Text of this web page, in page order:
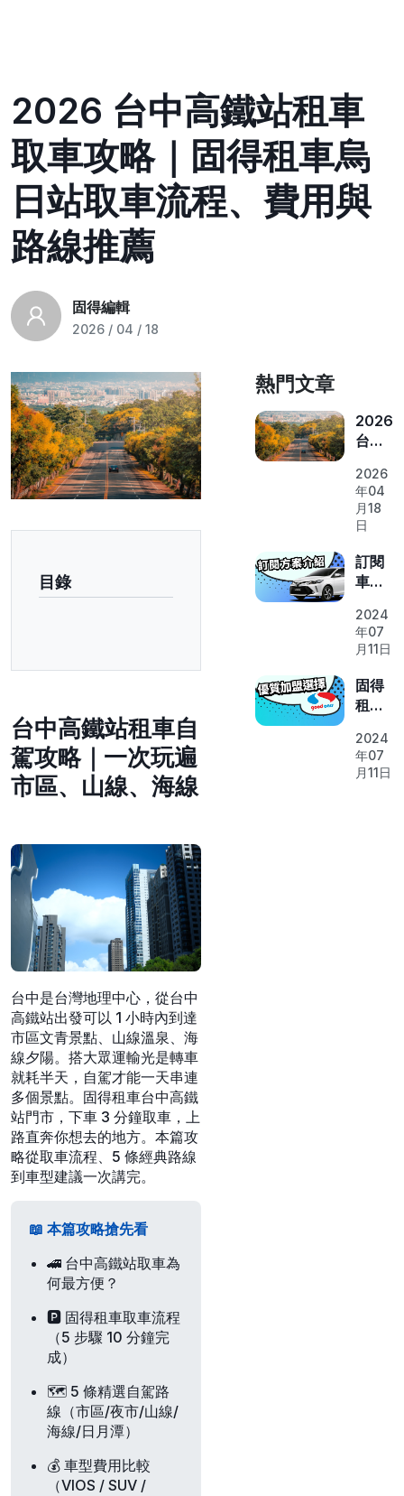
2026 台中高鐵站租車
取車攻略｜固得租車烏
日站取車流程、費用與
路線推薦
固得編輯
2026 / 04 / 18
目錄
台中高鐵站租車自
駕攻略｜一次玩遍
市區、山線、海線
台中是台灣地理中心，從台中
高鐵站出發可以 1 小時內到達
市區文青景點、山線溫泉、海
線夕陽。搭大眾運輸光是轉車
就耗半天，自駕才能一天串連
多個景點。 固得租車台中高鐵
站門市 ，下車 3 分鐘取車，上
路直奔你想去的地方。本篇攻
略從取車流程、5 條經典路線
到車型建議一次講完。
📖 本篇攻略搶先看
🚄 台中高鐵站取車為
何最方便？
🅿️ 固得租車取車流程
（5 步驟 10 分鐘完
成）
🗺️ 5 條精選自駕路
線（市區/夜市/山線/
海線/日月潭）
💰 車型費用比較
（VIOS / SUV /
熱門文章
2026
台中
站租
車取
車攻
固得
租車
站取
車流
程、
費用
與路
薦
2026
年04
月18
日
訂閱
車心
介紹
方案
優點
2024
年07
月11日
固得
租車
專案
2024
年07
月11日